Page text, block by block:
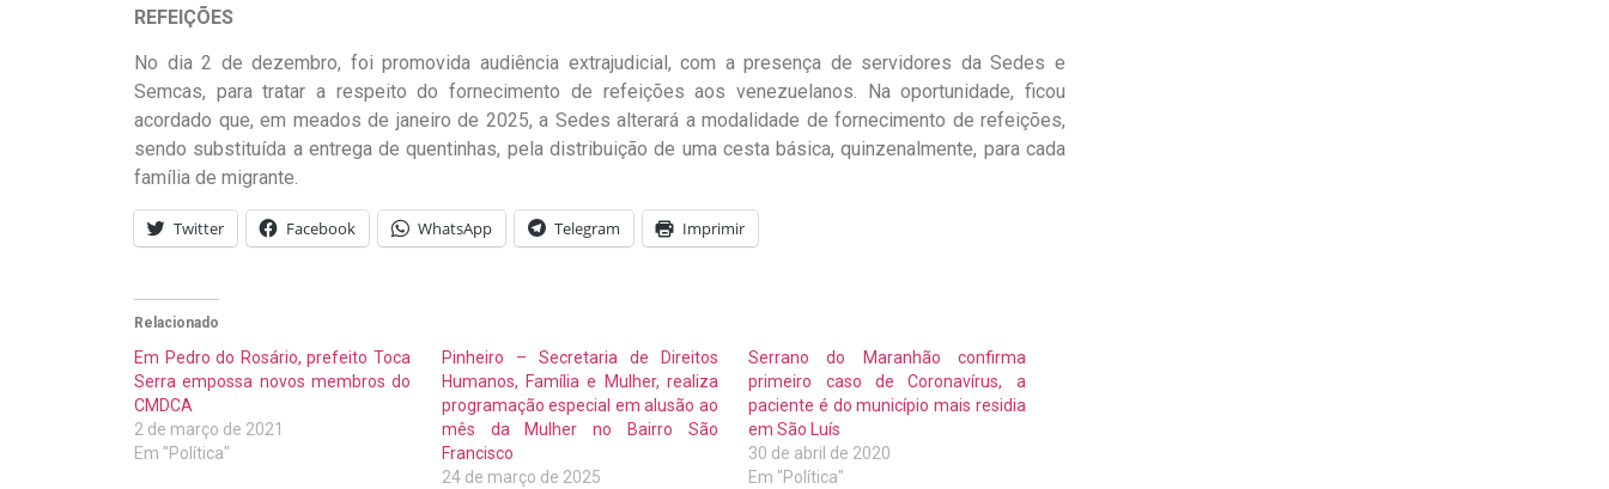
REFEIÇÕES
No dia 2 de dezembro, foi promovida audiência extrajudicial, com a presença de servidores da Sedes e
Semcas, para tratar a respeito do fornecimento de refeições aos venezuelanos. Na oportunidade, ficou
acordado que, em meados de janeiro de 2025, a Sedes alterará a modalidade de fornecimento de refeições,
sendo substituída a entrega de quentinhas, pela distribuição de uma cesta básica, quinzenalmente, para cada
família de migrante.
Twitter Facebook WhatsApp Telegram Imprimir
Relacionado
Em Pedro do Rosário, prefeito Toca
Serra empossa novos membros do
CMDCA
2 de março de 2021
Em "Política"
Pinheiro – Secretaria de Direitos
Humanos, Família e Mulher, realiza
programação especial em alusão ao
mês da Mulher no Bairro São
Francisco
24 de março de 2025
Serrano do Maranhão confirma
primeiro caso de Coronavírus, a
paciente é do município mais residia
em São Luís
30 de abril de 2020
Em "Política"